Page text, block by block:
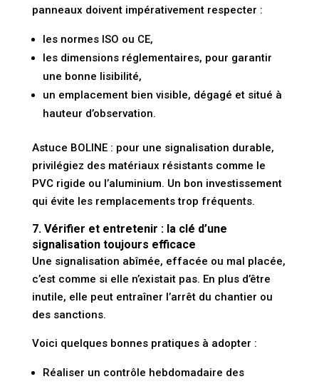
panneaux doivent impérativement respecter :
les normes ISO ou CE,
les dimensions réglementaires, pour garantir
une bonne lisibilité,
un emplacement bien visible, dégagé et situé à
hauteur d’observation.
Astuce BOLINE: pour une signalisation durable,
privilégiez des matériaux résistants comme le
PVC rigide ou l’aluminium. Un bon investissement
qui évite les remplacements trop fréquents.
7. Vérifier et entretenir : la clé d’une
signalisation toujours efficace
Une signalisation abîmée, effacée ou mal placée,
c’est comme si elle n’existait pas. En plus d’être
inutile, elle peut entraîner l’arrêt du chantier ou
des sanctions.
Voici quelques bonnes pratiques à adopter :
Réaliser un contrôle hebdomadaire des